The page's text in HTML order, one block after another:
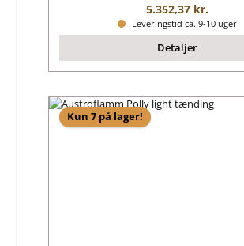
Almindelig pris:
5.352,37 kr.
Leveringstid ca. 9-10 uger
Detaljer
Kun 7 på lager!